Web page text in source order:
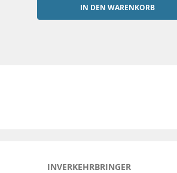
IN DEN WARENKORB
INVERKEHRBRINGER